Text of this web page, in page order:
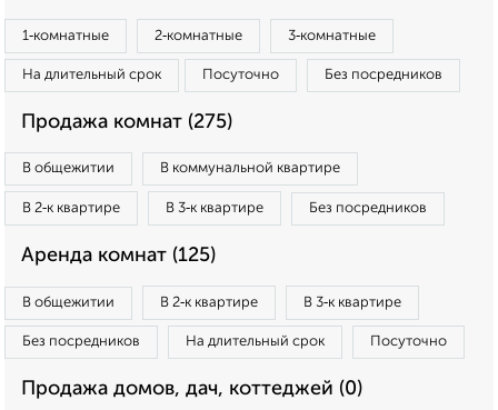
1‑комнатные 2‑комнатные 3‑комнатные
На длительный срок Посуточно Без посредников
Продажа комнат (275)
В общежитии В коммунальной квартире
В 2‑к квартире В 3‑к квартире Без посредников
Аренда комнат (125)
В общежитии В 2‑к квартире В 3‑к квартире
Без посредников На длительный срок Посуточно
Продажа домов, дач, коттеджей (0)